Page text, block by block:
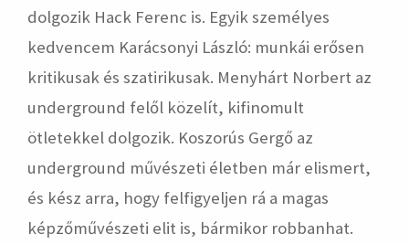
dolgozik Hack Ferenc is. Egyik személyes
kedvencem Karácsonyi László: munkái erősen
kritikusak és szatirikusak. Menyhárt Norbert az
underground felől közelít, kifinomult
ötletekkel dolgozik. Koszorús Gergő az
underground művészeti életben már elismert,
és kész arra, hogy felfigyeljen rá a magas
képzőművészeti elit is, bármikor robbanhat.